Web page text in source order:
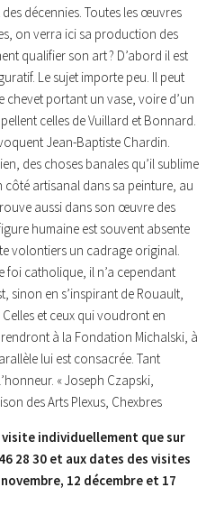
décennies. Toutes les œuvres
on verra ici sa production des
qualifier son art ? D’abord il est
Le sujet importe peu. Il peut
chevet portant un vase, voire d’un
celles de Vuillard et Bonnard.
Jean-Baptiste Chardin.
des choses banales qu’il sublime
côté artisanal dans sa peinture, au
aussi dans son œuvre des
humaine est souvent absente
volontiers un cadrage original.
catholique, il n’a cependant
sinon en s’inspirant de Rouault,
et ceux qui voudront en
à la Fondation Michalski, à
lui est consacrée. Tant
« Joseph Czapski,
des Arts Plexus, Chexbres
individuellement que sur
28 30 et aux dates des visites
12 décembre et 17